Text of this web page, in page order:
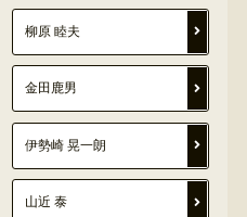
柳原 睦夫
金田鹿男
伊勢崎 晃一朗
山近 泰